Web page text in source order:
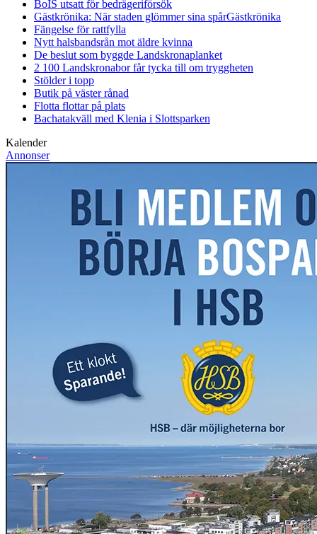
BoIS utsatt för bedrägeriförsök
Gästkrönika: När staden glömmer sina spårGästkrönika
Fängelse för rattfylla
Nytt halsbandsrån mot äldre kvinna
De beslut som byggde Landskronaplanket
2 100 Landskronabor får tycka till om tryggheten
Stölder i topp
Butik på väster rånad
Flotta flottar på plats
Bachatakväll med Klenia i Slottsparken
Kalender
Annonser